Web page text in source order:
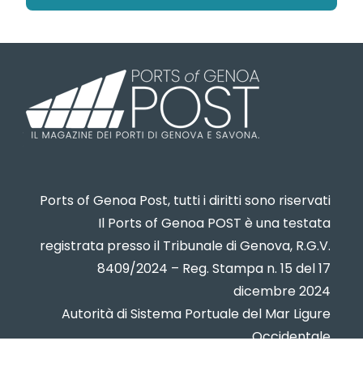
Ports of Genoa Post, tutti i diritti sono riservati
Il Ports of Genoa POST è una testata
registrata presso il Tribunale di Genova, R.G.V.
8409/2024 – Reg. Stampa n. 15 del 17
dicembre 2024
Autorità di Sistema Portuale del Mar Ligure
Occidentale